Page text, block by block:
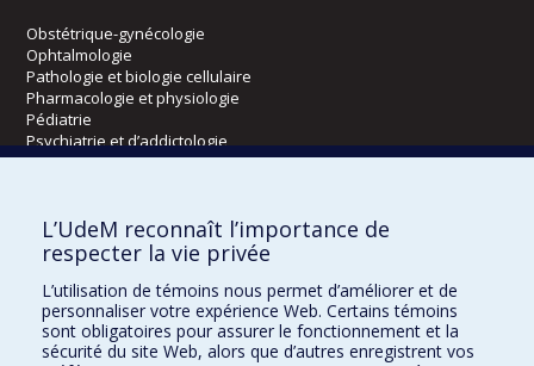
Obstétrique-gynécologie
Ophtalmologie
Pathologie et biologie cellulaire
Pharmacologie et physiologie
Pédiatrie
Psychiatrie et d’addictologie
Radiologie, radio-oncologie et médecine nucléaire
Écoles
Orthophonie et audiologie
Réadaptation
L’UdeM reconnaît l’importance de
respecter la vie privée
L’utilisation de témoins nous permet d’améliorer et de
personnaliser votre expérience Web. Certains témoins
sont obligatoires pour assurer le fonctionnement et la
sécurité du site Web, alors que d’autres enregistrent vos